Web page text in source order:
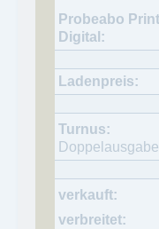
Doppelausgabe